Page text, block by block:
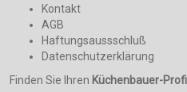
Kontakt
AGB
Haftungsaussschluß
Datenschutzerklärung
Finden Sie Ihren Küchenbauer-Profi